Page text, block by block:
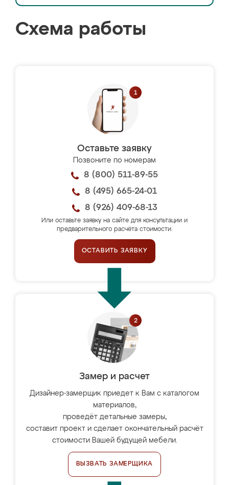
Схема работы
Оставьте заявку
Позвоните по номерам
8 (800) 511-89-55
8 (495) 665-24-01
8 (926) 409-68-13
Или оставьте заявку на сайте для консультации и
предварительного расчёта стоимости.
ОСТАВИТЬ ЗАЯВКУ
Замер и расчет
Дизайнер-замерщик приедет к Вам с каталогом
материалов,
проведёт детальные замеры,
составит проект и сделает окончательный расчёт
стоимости Вашей будущей мебели.
ВЫЗВАТЬ ЗАМЕРЩИКА